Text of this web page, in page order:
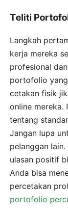
Teliti
Langkah
kerja mereka
profesional
portofolio
cetakan fisik
online mereka.
tentang
Jangan lupa
pelanggan
ulasan positif
Anda bisa
percetakan
portofolio